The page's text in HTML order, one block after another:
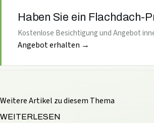
Haben Sie ein Flachdach-
Kostenlose Besichtigung und Angebot
Angebot erhalten →
Weitere Artikel zu diesem Thema
WEITERLESEN